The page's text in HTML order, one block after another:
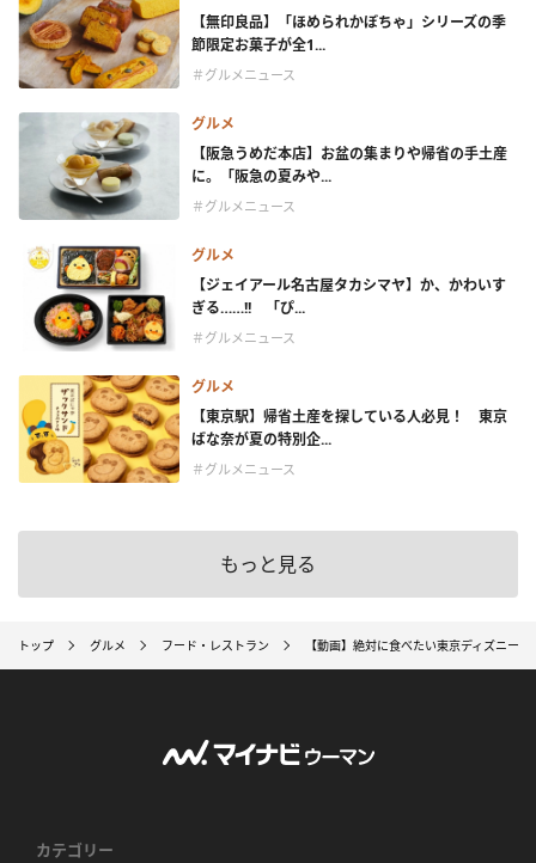
【無印良品】「ほめられかぼちゃ」シリーズの季
節限定お菓子が全1...
＃グルメニュース
グルメ
【阪急うめだ本店】お盆の集まりや帰省の手土産
に。「阪急の夏みや...
＃グルメニュース
グルメ
【ジェイアール名古屋タカシマヤ】か、かわいす
ぎる……!! 「ぴ...
＃グルメニュース
グルメ
【東京駅】帰省土産を探している人必見！ 東京
ばな奈が夏の特別企...
＃グルメニュース
もっと見る
トップ グルメ フード・レストラン 【動画】絶対に食べたい東京ディズニー
カテゴリー